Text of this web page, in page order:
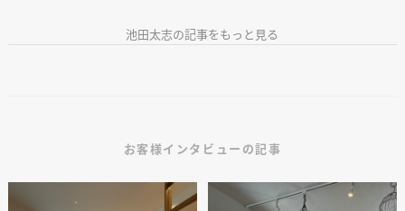
資料請求
池田太志の記事をもっと見る
お客様インタビューの記事